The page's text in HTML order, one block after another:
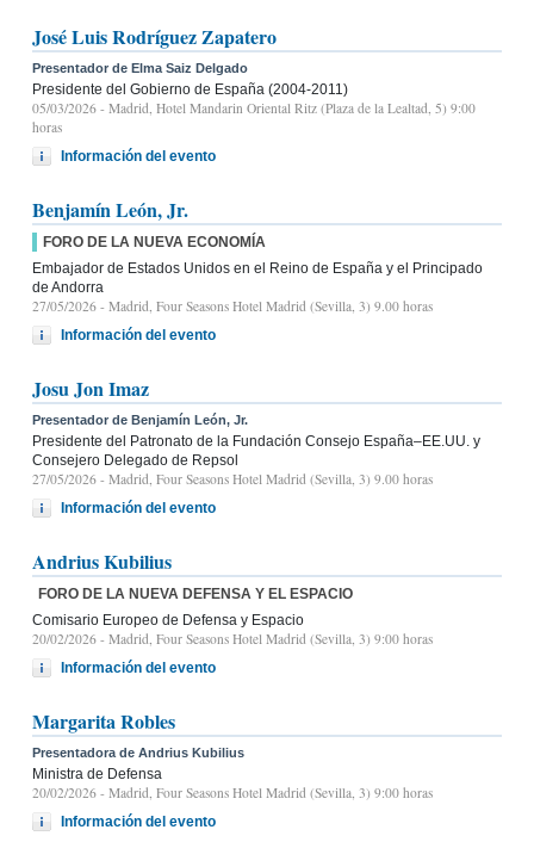
José Luis Rodríguez Zapatero
Presentador de Elma Saiz Delgado
Presidente del Gobierno de España (2004-2011)
05/03/2026 - Madrid, Hotel Mandarin Oriental Ritz (Plaza de la Lealtad, 5) 9:00
horas
Información del evento
Benjamín León, Jr.
FORO DE LA NUEVA ECONOMÍA
Embajador de Estados Unidos en el Reino de España y el Principado
de Andorra
27/05/2026 - Madrid, Four Seasons Hotel Madrid (Sevilla, 3) 9.00 horas
Información del evento
Josu Jon Imaz
Presentador de Benjamín León, Jr.
Presidente del Patronato de la Fundación Consejo España–EE.UU. y
Consejero Delegado de Repsol
27/05/2026 - Madrid, Four Seasons Hotel Madrid (Sevilla, 3) 9.00 horas
Información del evento
Andrius Kubilius
FORO DE LA NUEVA DEFENSA Y EL ESPACIO
Comisario Europeo de Defensa y Espacio
20/02/2026 - Madrid, Four Seasons Hotel Madrid (Sevilla, 3) 9:00 horas
Información del evento
Margarita Robles
Presentadora de Andrius Kubilius
Ministra de Defensa
20/02/2026 - Madrid, Four Seasons Hotel Madrid (Sevilla, 3) 9:00 horas
Información del evento